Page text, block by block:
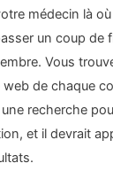
médecin là
un coup de
Vous
de chaque
recherche
et il devrait